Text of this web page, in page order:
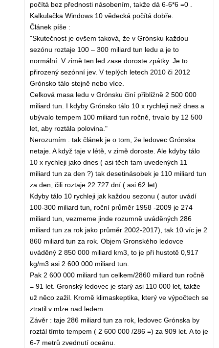
počítá bez přednosti násobením, takže dá 6-6*6 =0 .
Kalkulačka Windows 10 vědecká počítá dobře.
Článek píše :
"Skutečnost je ovšem taková, že v Grónsku každou
sezónu roztaje 100 – 300 miliard tun ledu a je to
normální. V zimě ten led zase doroste zpátky. Je to
přirozený sezónní jev. V teplých letech 2010 či 2012
Grónsko tálo stejně nebo více.
Celková masa ledu v Grónsku činí přibližně 2 500 000
miliard tun. I kdyby Grónsko tálo 10 x rychleji než dnes a
ubývalo tempem 100 miliard tun ročně, trvalo by 12 500
let, aby roztála polovina."
Nerozumím . tak článek je o tom, že ledovec Grónska
netaje. A když taje v létě, v zimě doroste. Ale kdyby tálo
10 x rychleji jako dnes ( asi těch tam uvedených 11
miliard tun za den ?) tak desetinásobek je 110 miliard tun
za den, čili roztaje 22 727 dní ( asi 62 let)
Kdyby tálo 10 rychleji jak každou sezonu ( autor uvádí
100-300 miliard tun, roční průměr 1958 -2009 je 274
miliard tun, vezmeme jinde rozumně uváděných 286
miliard tun za rok jako průměr 2002-2017), tak 10 víc je 2
860 miliard tun za rok. Objem Gronského ledovce
uváděný 2 850 000 miliard km3, to je při hustotě 0,917
kg/m3 asi 2 600 000 miliard tun.
Pak 2 600 000 miliard tun celkem/2860 miliard tun ročně
= 91 let. Gronský ledovec je starý asi 110 000 let, takže
už něco zažil. Kromě klimaskeptika, který ve výpočtech se
ztratil v mlze nad ledem.
Závěr : taje 286 miliard tun za rok, ledovec Grónska by
roztál tímto tempem ( 2 600 000 /286 =) za 909 let. A to je
6-7 metrů zvednutí oceánu.